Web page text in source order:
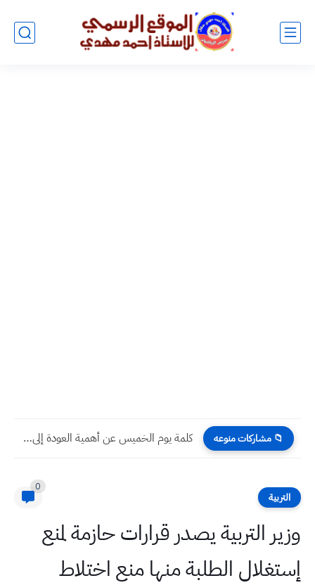
📁 مشاركات منوعه كلمة يوم الخميس عن أهمية العودة إلى المدرسة ومخاطر التسرب...
التربية
0
وزير التربية يصدر قرارات حازمة لمنع
إستغلال الطلبة منها منع اختلاط